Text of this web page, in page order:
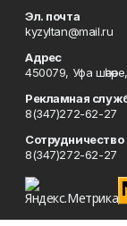
Эл. почта
kyzyltan@mail.ru
Адрес
450079, Уфа
Рекламная
8(347)272-62-27
Сотрудничество
8(347)272-62-27